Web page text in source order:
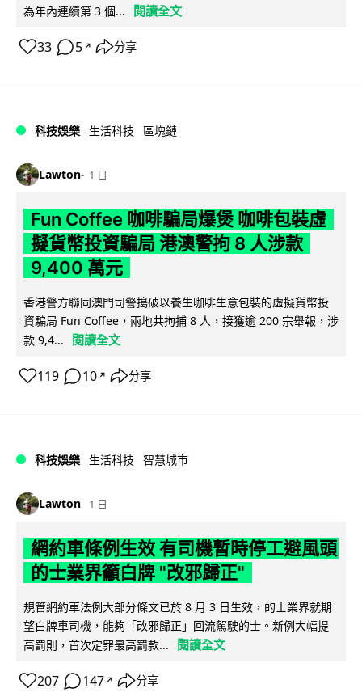
為年內連續第 3 個...
閱讀全文
33 5 ↗ 分享
科技娛樂 生活科技 區塊鏈
Lawton 1 日
Fun Coffee 咖啡騙局爆煲 咖啡包裝虛
擬貨幣投資騙局 港澳警拘 8 人涉款
9,400 萬元
香港警方聯同澳門司警搗破以養生咖啡生意包裝的虛擬貨幣投
資騙局 Fun Coffee，兩地共拘捕 8 人，接獲逾 200 宗舉報，涉
款 9,4...
閱讀全文
119 10 ↗ 分享
科技娛樂 生活科技 智慧城市
Lawton 1 日
網約車條例生效 有司機暫時停工避風頭
的士業界籲白牌 "改邪歸正"
規管網約車法例大部分條文已於 8 月 3 日生效，的士業界就期
望白牌車司機，能夠「改邪歸正」回流駕駛的士。新例大幅提
高罰則，首次定罪最高罰款...
閱讀全文
207 147 ↗ 分享